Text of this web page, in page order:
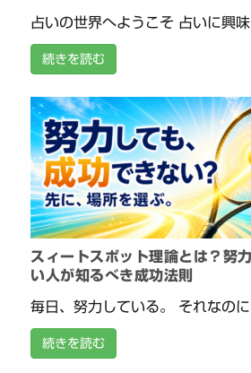
占いの世界へようこそ 占いに興
続きを読む
スィートスポット理論とは？努
い人が知るべき成功法則
毎日、努力している。 それなの
続きを読む